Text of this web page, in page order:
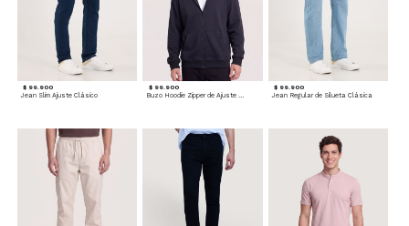
$ 99.900
Jean Slim Ajuste Clásico
$ 99.900
Buzo Hoodie Zipper de Ajuste Cómodo
$ 99.900
Jean Regular de Silueta Clásica